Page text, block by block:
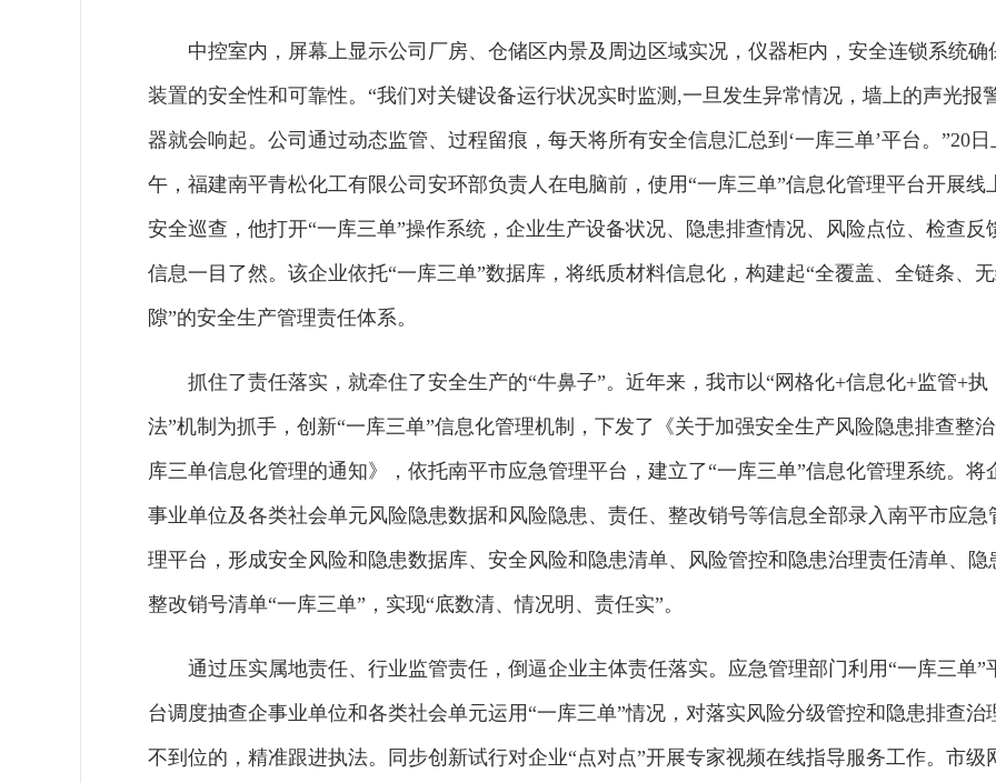
中控室内，屏幕上显示公司厂房、仓储区内景及周边区域实况，仪器柜内，安全连锁系统确
装置的安全性和可靠性。“我们对关键设备运行状况实时监测,一旦发生异常情况，墙上的声光报
器就会响起。公司通过动态监管、过程留痕，每天将所有安全信息汇总到‘一库三单’平台。”20日
午，福建南平青松化工有限公司安环部负责人在电脑前，使用“一库三单”信息化管理平台开展线
安全巡查，他打开“一库三单”操作系统，企业生产设备状况、隐患排查情况、风险点位、检查反
信息一目了然。该企业依托“一库三单”数据库，将纸质材料信息化，构建起“全覆盖、全链条、
隙”的安全生产管理责任体系。
抓住了责任落实，就牵住了安全生产的“牛鼻子”。近年来，我市以“网格化+信息化+监管+执
法”机制为抓手，创新“一库三单”信息化管理机制，下发了《关于加强安全生产风险隐患排查整
库三单信息化管理的通知》，依托南平市应急管理平台，建立了“一库三单”信息化管理系统。将
事业单位及各类社会单元风险隐患数据和风险隐患、责任、整改销号等信息全部录入南平市应急
理平台，形成安全风险和隐患数据库、安全风险和隐患清单、风险管控和隐患治理责任清单、隐
整改销号清单“一库三单”，实现“底数清、情况明、责任实”。
通过压实属地责任、行业监管责任，倒逼企业主体责任落实。应急管理部门利用“一库三单”
台调度抽查企事业单位和各类社会单元运用“一库三单”情况，对落实风险分级管控和隐患排查治
不到位的，精准跟进执法。同步创新试行对企业“点对点”开展专家视频在线指导服务工作。市级